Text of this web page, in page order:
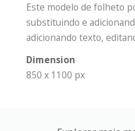
Este modelo de folheto
substituindo e
adicionando texto,
Dimension
850 x 1100 px